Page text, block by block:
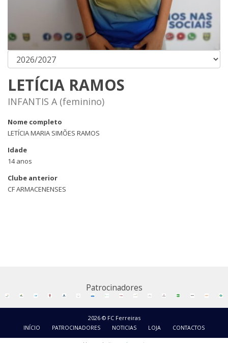
LETÍCIA RAMOS
INFANTIS A (feminino)
Nome completo
LETÍCIA MARIA SIMÕES RAMOS
Idade
14 anos
Clube anterior
CF ARMACENENSES
Patrocinadores
2026 © FC Ferreiras
INÍCIO PATROCINADORES NOTICIAS LOJA CONTACTOS